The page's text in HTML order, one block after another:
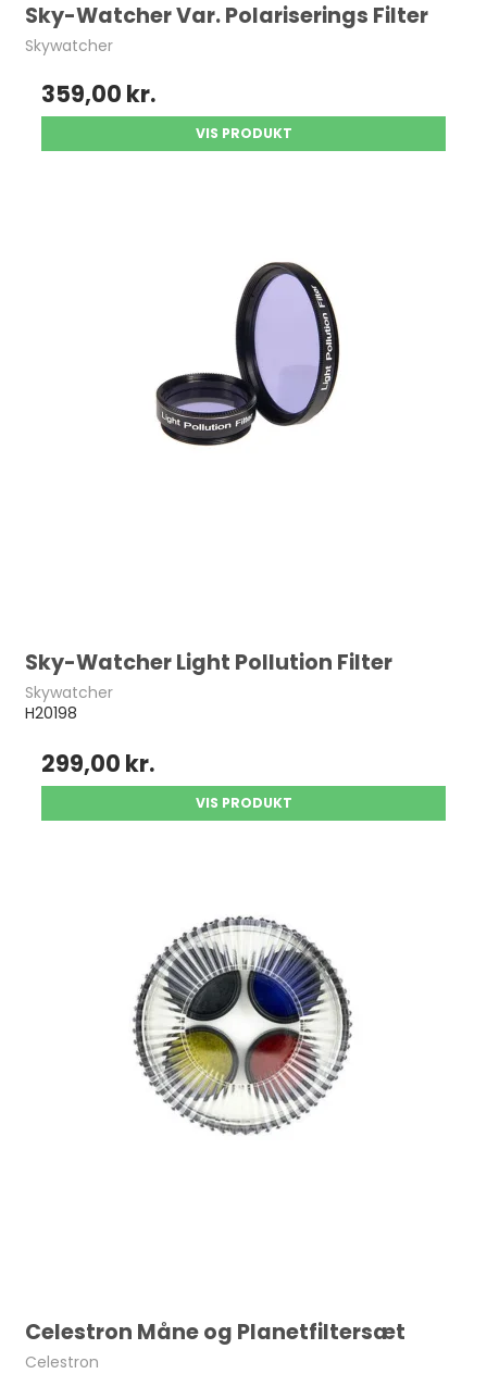
Sky-Watcher Var. Polariserings Filter
Skywatcher
359,00 kr.
VIS PRODUKT
Sky-Watcher Light Pollution Filter
Skywatcher
H20198
299,00 kr.
VIS PRODUKT
Celestron Måne og Planetfiltersæt
Celestron